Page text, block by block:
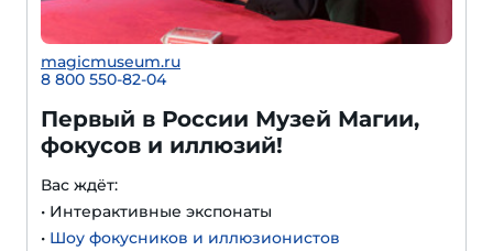
magicmuseum.ru
8 800 550-82-04
Первый в России Музей Магии,
фокусов и иллюзий!
Вас ждёт:
• Интерактивные экспонаты
• Шоу фокусников и иллюзионистов